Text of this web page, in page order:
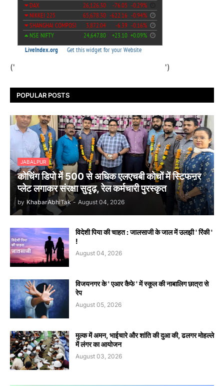
(' ')
POPULAR POSTS
JABALPUR
कोचिंग डिपो में 500 से अधिक एलएचबी कोचों में स्टिफऩर
प्लेट लगाकर संरक्षा सुदृढ़, रेल कर्मचारी पुरस्कृत
by KhabarAbhiTak - August 04, 2026
विदेशी पिया की चाहत : जालसाजी के जाल में उलझी ' रिंकी '
!
August 04, 2026
विजयनगर के ' एआर कैफे ' में स्कूल की नाबालिग छात्रा से
रेप
August 05, 2026
मुल्क में अमन, भाईचारे और शांति की दुआ की, ढलगर मोहल्ले
में लंगर का आयोजन
August 03, 2026